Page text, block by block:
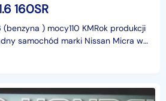
160SR
(benzyna ) mocy110 KMRok produkcji
samochód marki Nissan Micra w
z super dynamicznym siln